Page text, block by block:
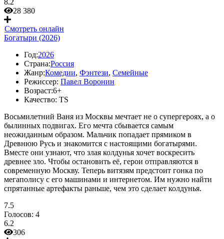
8.2
28 380
Смотреть онлайн
Богатыри (2026)
Год:2026
Страна:Россия
Жанр:Комедии, Фэнтези, Семейные
Режиссер: Павел Воронин
Возраст:6+
Качество: TS
Восьмилетний Ваня из Москвы мечтает не о супергероях, а о
былинных подвигах. Его мечта сбывается самым
неожиданным образом. Мальчик попадает прямиком в
Древнюю Русь и знакомится с настоящими богатырями.
Вместе они узнают, что злая колдунья хочет воскресить
древнее зло. Чтобы остановить её, герои отправляются в
современную Москву. Теперь витязям предстоит гонка по
мегаполису с его машинами и интернетом. Им нужно найти
спрятанные артефакты раньше, чем это сделает колдунья.
7.5
Голосов: 4
6.2
306